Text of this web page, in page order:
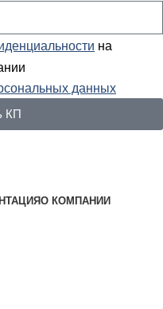
на
данных
КП
О КОМПАНИИ